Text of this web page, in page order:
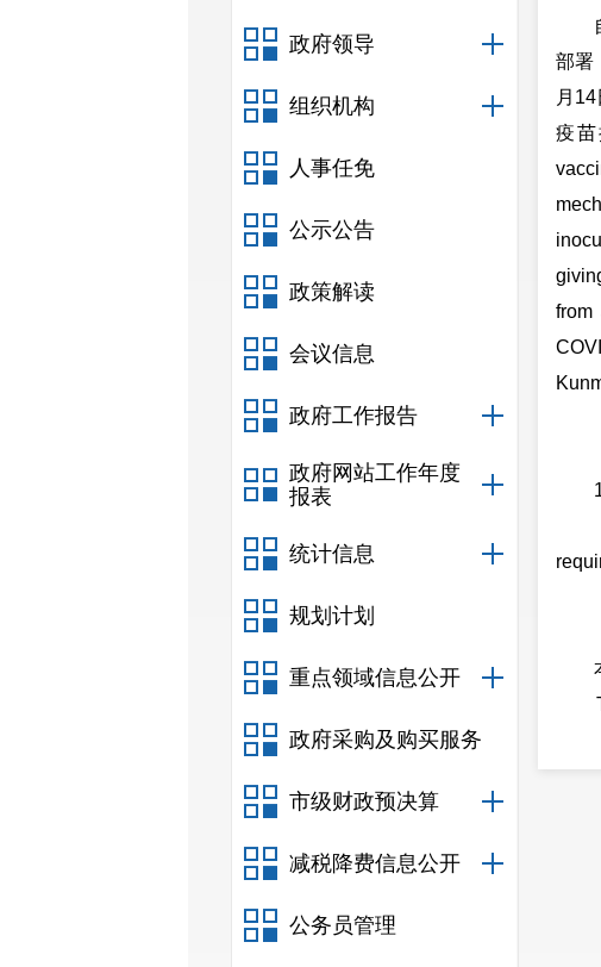
政府领导
组织机构
人事任免
公示公告
政策解读
会议信息
政府工作报告
政府网站工作年度
报表
统计信息
规划计划
重点领域信息公开
政府采购及购买服务
市级财政预决算
减税降费信息公开
公务员管理
自7
部署
月
疫苗
from
18
本